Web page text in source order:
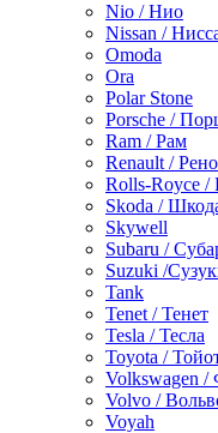
Nio / Нио
Nissan /
Omoda
Ora
Polar Stone
Porsche /
Ram / Рам
Renault / Рено
Rolls-Royce /
Skoda /
Skywell
Subaru /
Suzuki /
Tank
Tenet / Тенет
Tesla / Тесла
Toyota /
Volkswagen /
Volvo /
Voyah